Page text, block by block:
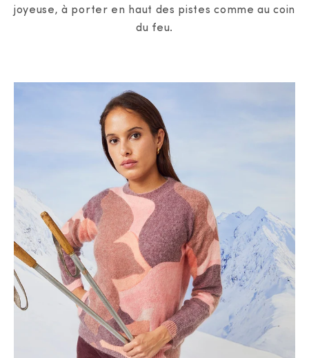
joyeuse, à porter en haut des pistes comme au coin
du feu.